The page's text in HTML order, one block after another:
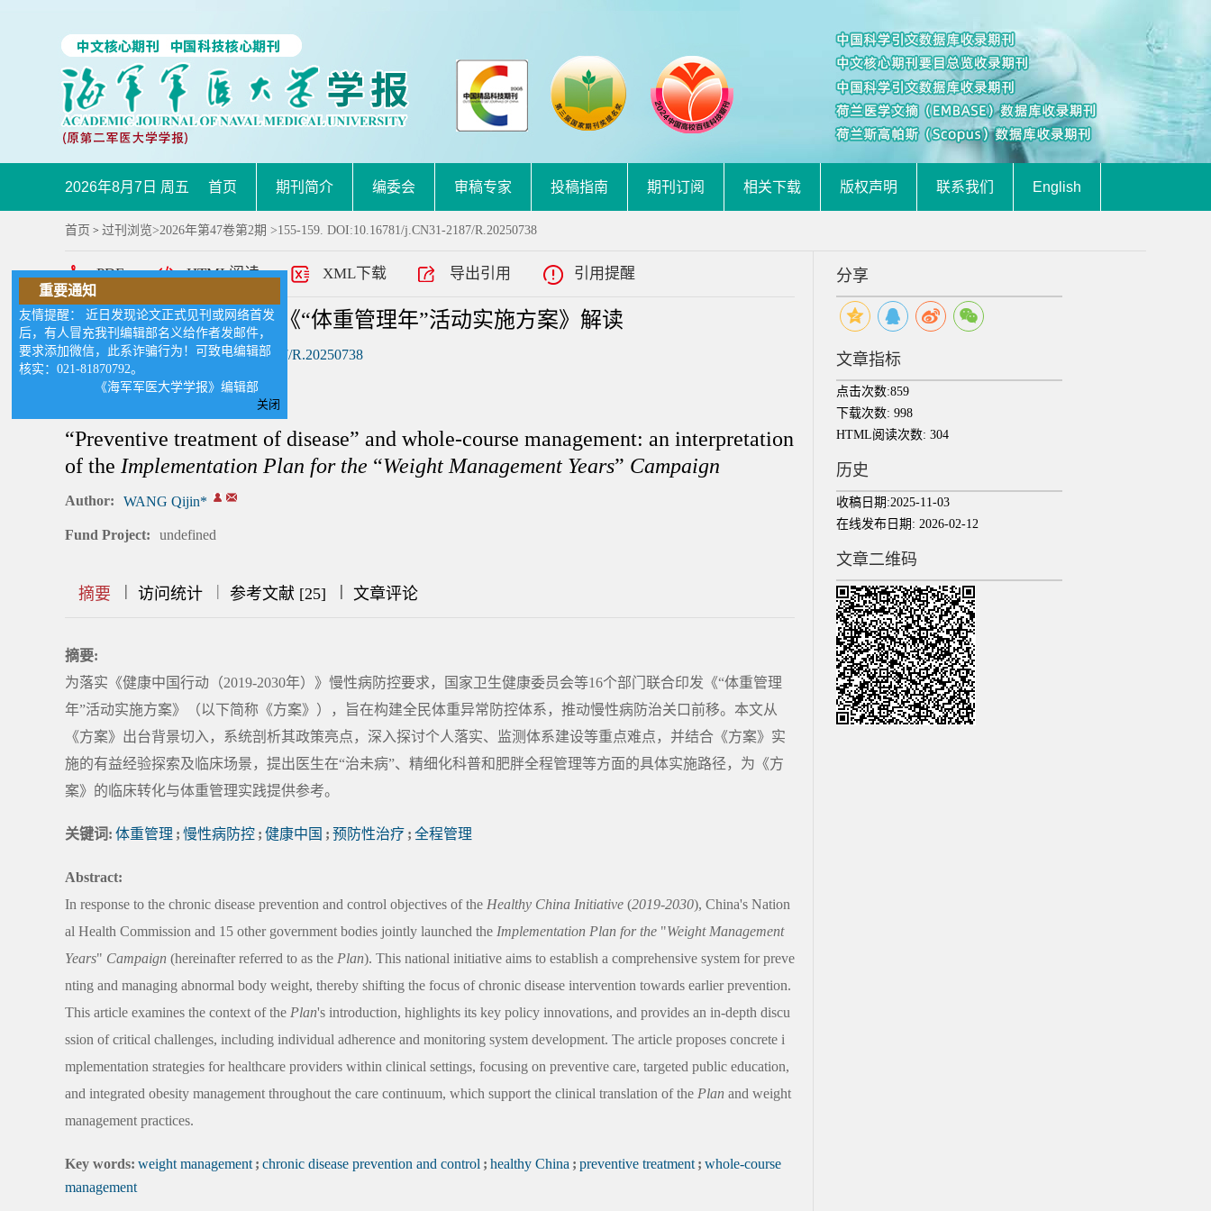
2026年8月7日 周五 首页 期刊简介 编委会 审稿专家 投稿指南 期刊订阅 相关下载 版权声明 联系我们 English
首页 > 过刊浏览>2026年第47卷第2期 >155-159. DOI:10.16781/j.CN31-2187/R.20250738
PDF HTML阅读 XML下载 导出引用 引用提醒
“治未病”与全程管理：《“体重管理年”活动实施方案》解读
DOI: 10.16781/j.CN31-2187/R.20250738
王奇金*
“Preventive treatment of disease” and whole-course management: an interpretation
of the Implementation Plan for the “Weight Management Years” Campaign
Author: WANG Qijin*
Fund Project: undefined
摘要 || 访问统计 | 参考文献 [25] |||| 文章评论
摘要:
为落实《健康中国行动（2019-2030年）》慢性病防控要求，国家卫生健康委员会等16个部门联合印发《“体重管理
年”活动实施方案》（以下简称《方案》），旨在构建全民体重异常防控体系，推动慢性病防治关口前移。本文从
《方案》出台背景切入，系统剖析其政策亮点，深入探讨个人落实、监测体系建设等重点难点，并结合《方案》实
施的有益经验探索及临床场景，提出医生在“治未病”、精细化科普和肥胖全程管理等方面的具体实施路径，为《方
案》的临床转化与体重管理实践提供参考。
关键词: 体重管理 ; 慢性病防控 ; 健康中国 ; 预防性治疗 ; 全程管理
Abstract:
In response to the chronic disease prevention and control objectives of the Healthy China Initiative (2019-2030), China's Nation
al Health Commission and 15 other government bodies jointly launched the Implementation Plan for the "Weight Management
Years" Campaign (hereinafter referred to as the Plan). This national initiative aims to establish a comprehensive system for preve
nting and managing abnormal body weight, thereby shifting the focus of chronic disease intervention towards earlier prevention.
This article examines the context of the Plan's introduction, highlights its key policy innovations, and provides an in-depth discu
ssion of critical challenges, including individual adherence and monitoring system development. The article proposes concrete i
mplementation strategies for healthcare providers within clinical settings, focusing on preventive care, targeted public education,
and integrated obesity management throughout the care continuum, which support the clinical translation of the Plan and weight
management practices.
Key words: weight management ; chronic disease prevention and control ; healthy China ; preventive treatment ; whole-course
management
分享
文章指标
点击次数:859
下载次数: 998
HTML阅读次数: 304
历史
收稿日期:2025-11-03
在线发布日期: 2026-02-12
文章二维码
重要通知
友情提醒： 近日发现论文正式见刊或网络首发
后，有人冒充我刊编辑部名义给作者发邮件，
要求添加微信，此系诈骗行为！可致电编辑部
核实：021-81870792。
《海军军医大学学报》编辑部
关闭